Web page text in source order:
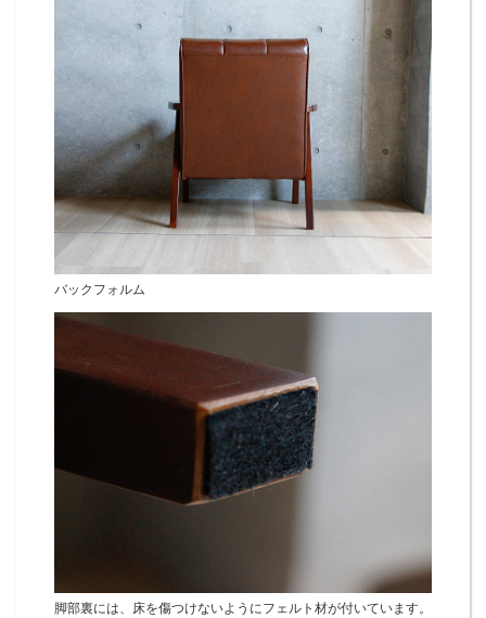
バックフォルム
脚部裏には、床を傷つけないようにフェルト材が付いています。